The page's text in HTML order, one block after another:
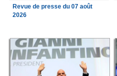
Revue de presse du 07 août
2026